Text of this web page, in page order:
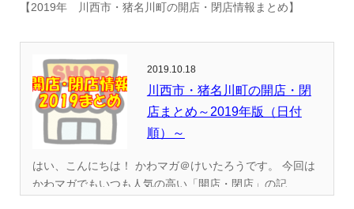
【2019年 川西市・猪名川町の開店・閉店情報まとめ】
2019.10.18
川西市・猪名川町の開店・閉
店まとめ～2019年版（日付
順）～
はい、こんにちは！ かわマガ＠けいたろうです。 今回は
かわマガでもいつも人気の高い「開店・閉店」の記...